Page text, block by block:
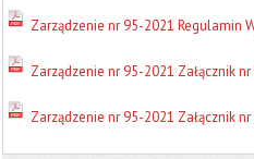
Zarządzenie nr 95-2021 Regulamin
Zarządzenie nr 95-2021 Załącznik
Zarządzenie nr 95-2021 Załącznik